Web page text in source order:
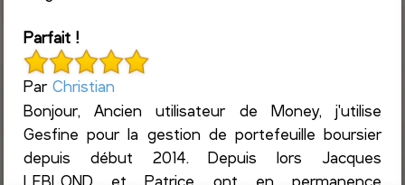
Parfait !
ParChristian
Bonjour, Ancien utilisateur de Money, j'utilise
Gesfine pour la gestion de portefeuille boursier
depuis début 2014. Depuis lors Jacques
LEBLOND et Patrice ont en permanence